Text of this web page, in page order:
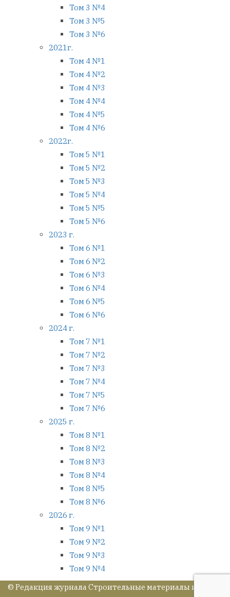
Том 3 №4
Том 3 №5
Том 3 №6
2021г.
Том 4 №1
Том 4 №2
Том 4 №3
Том 4 №4
Том 4 №5
Том 4 №6
2022г.
Том 5 №1
Том 5 №2
Том 5 №3
Том 5 №4
Том 5 №5
Том 5 №6
2023 г.
Том 6 №1
Том 6 №2
Том 6 №3
Том 6 №4
Том 6 №5
Том 6 №6
2024 г.
Том 7 №1
Том 7 №2
Том 7 №3
Том 7 №4
Том 7 №5
Том 7 №6
2025 г.
Том 8 №1
Том 8 №2
Том 8 №3
Том 8 №4
Том 8 №5
Том 8 №6
2026 г.
Том 9 №1
Том 9 №2
Том 9 №3
Том 9 №4
© Редакция журнала Строительные материалы и